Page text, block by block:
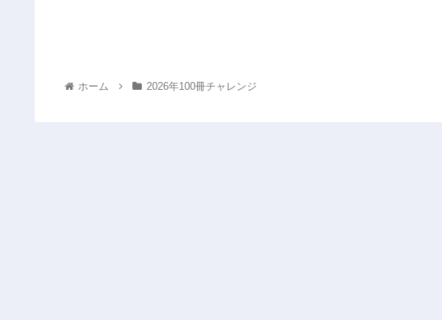
ホーム 2026年100冊チャレンジ